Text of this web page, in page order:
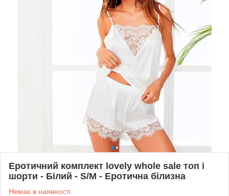
Еротичний комплект lovely whole sale топ і
шорти - Білий - S/M - Еротична білизна
Немає в наявності